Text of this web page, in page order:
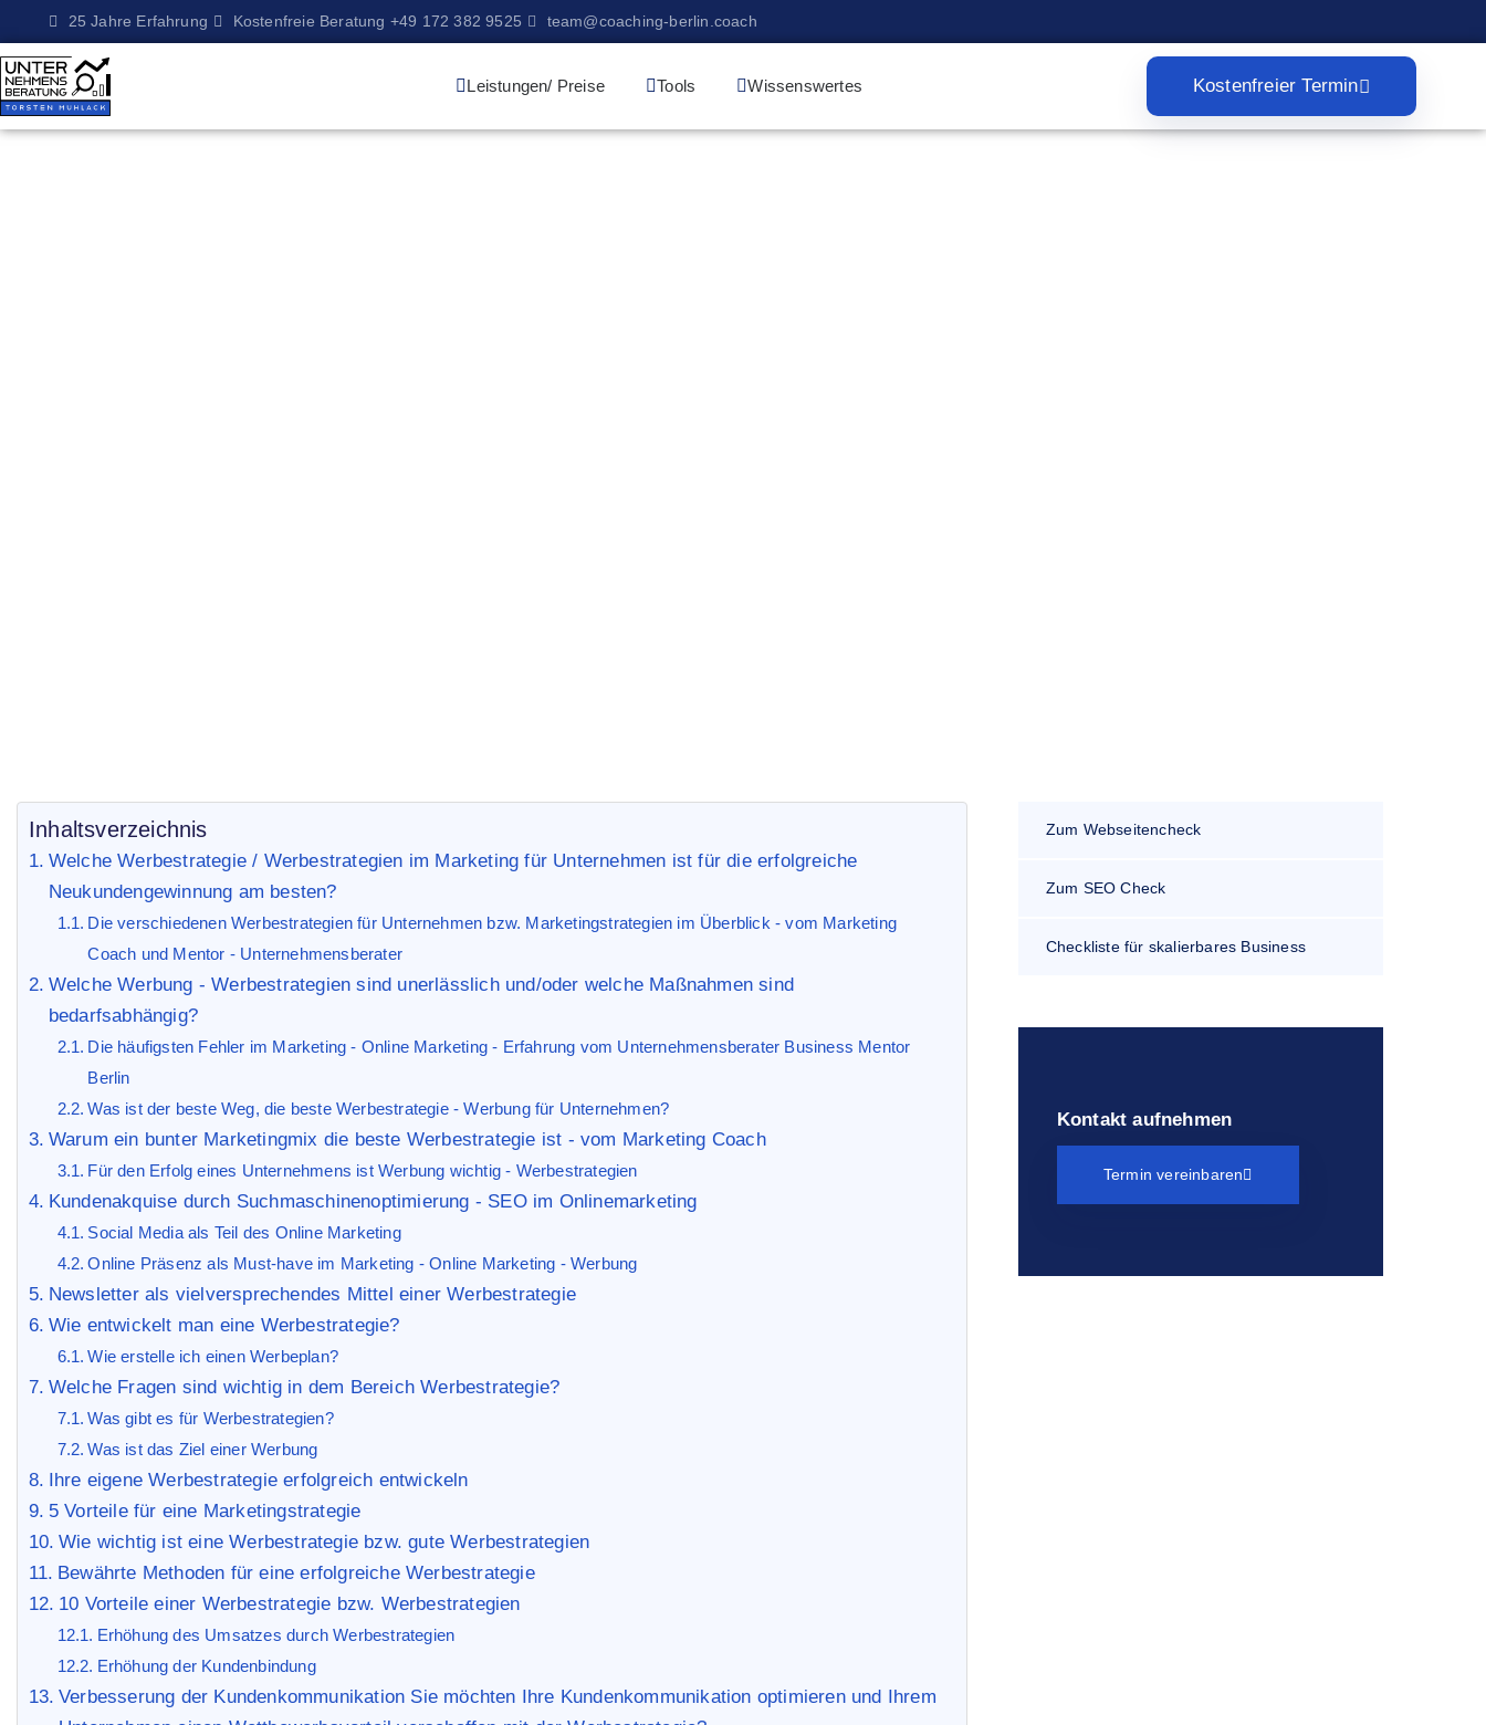
25 Jahre Erfahrung Kostenfreie Beratung +49 172 382 9525 team@coaching-berlin.coach
Leistungen/ Preise Tools Wissenswertes Kostenfreier Termin
Inhaltsverzeichnis
Welche Werbestrategie / Werbestrategien im Marketing für Unternehmen ist für die erfolgreiche
Neukundengewinnung am besten?
Die verschiedenen Werbestrategien für Unternehmen bzw. Marketingstrategien im Überblick - vom Marketing
Coach und Mentor - Unternehmensberater
Welche Werbung - Werbestrategien sind unerlässlich und/oder welche Maßnahmen sind
bedarfsabhängig?
Die häufigsten Fehler im Marketing - Online Marketing - Erfahrung vom Unternehmensberater Business Mentor
Berlin
Was ist der beste Weg, die beste Werbestrategie - Werbung für Unternehmen?
Warum ein bunter Marketingmix die beste Werbestrategie ist - vom Marketing Coach
Für den Erfolg eines Unternehmens ist Werbung wichtig - Werbestrategien
Kundenakquise durch Suchmaschinenoptimierung - SEO im Onlinemarketing
Social Media als Teil des Online Marketing
Online Präsenz als Must-have im Marketing - Online Marketing - Werbung
Newsletter als vielversprechendes Mittel einer Werbestrategie
Wie entwickelt man eine Werbestrategie?
Wie erstelle ich einen Werbeplan?
Welche Fragen sind wichtig in dem Bereich Werbestrategie?
Was gibt es für Werbestrategien?
Was ist das Ziel einer Werbung
Ihre eigene Werbestrategie erfolgreich entwickeln
5 Vorteile für eine Marketingstrategie
Wie wichtig ist eine Werbestrategie bzw. gute Werbestrategien
Bewährte Methoden für eine erfolgreiche Werbestrategie
10 Vorteile einer Werbestrategie bzw. Werbestrategien
Erhöhung des Umsatzes durch Werbestrategien
Erhöhung der Kundenbindung
Verbesserung der Kundenkommunikation Sie möchten Ihre Kundenkommunikation optimieren und Ihrem
Zum Webseitencheck
Zum SEO Check
Checkliste für skalierbares Business
Kontakt aufnehmen
Termin vereinbaren